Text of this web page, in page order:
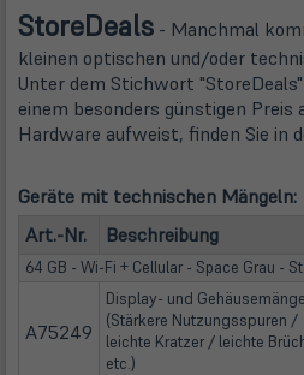
StoreDeals - Manchmal
kleinen optischen und/oder
Unter dem Stichwort
einem besonders günstigen Preis
Hardware aufweist, finden Sie in
Geräte mit technischen Mängeln:
Art.-Nr.
Beschreibung
64 GB - Wi-Fi + Cellular - Space Grau -
A75249
Display- und
(Stärkere Nutzungsspuren /
leichte Kratzer / leichte
etc.)